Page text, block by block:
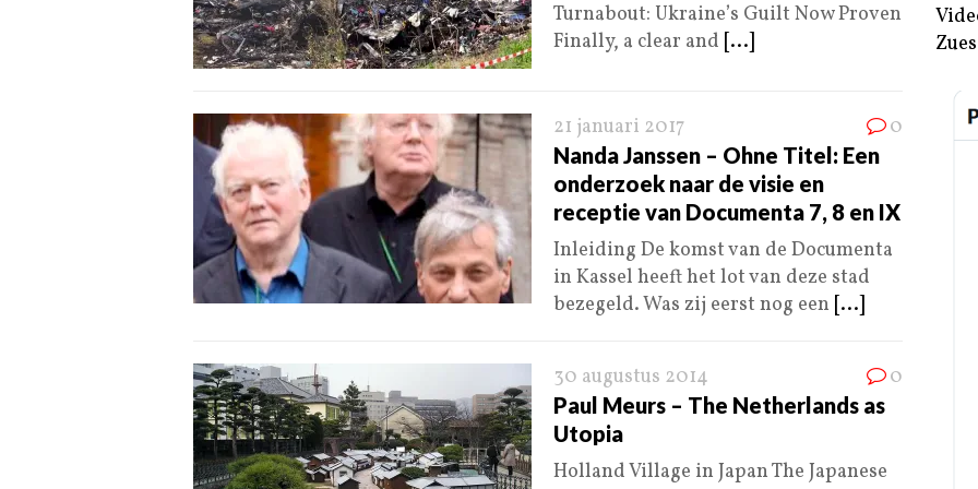
Turnabout: Ukraine’s Guilt Now Proven
Finally, a clear and [...]
21 januari 2017 0
Nanda Janssen – Ohne Titel: Een
onderzoek naar de visie en
receptie van Documenta 7, 8 en IX
Inleiding De komst van de Documenta
in Kassel heeft het lot van deze stad
bezegeld. Was zij eerst nog een [...]
30 augustus 2014 0
Paul Meurs – The Netherlands as
Utopia
Holland Village in Japan The Japanese